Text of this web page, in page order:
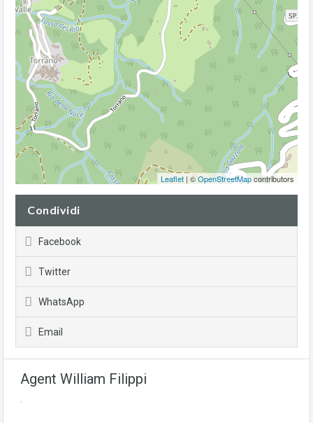
Leaflet | ©OpenStreetMapcontributors
Condividi
Facebook
Twitter
WhatsApp
Email
Agent William Filippi